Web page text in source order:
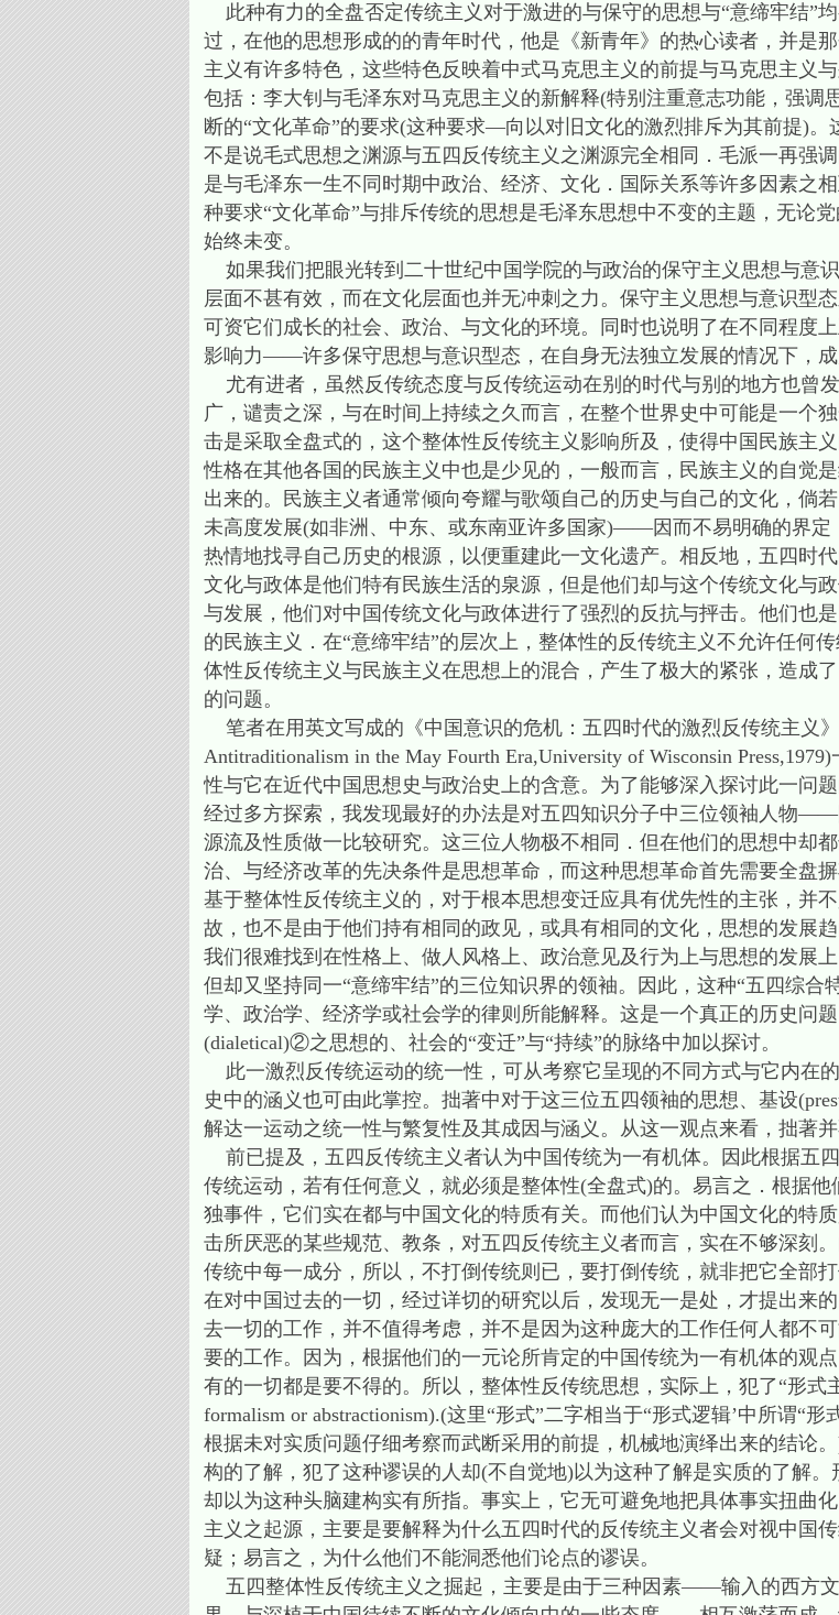
此种有力的全盘否定传统主义对于激进的与保守的思想与“意缔牢结”
过，在他的思想形成的的青年时代，他是《新青年》的热心读者，并是
主义有许多特色，这些特色反映着中式马克思主义的前提与马克思主义
包括：李大钊与毛泽东对马克思主义的新解释(特别注重意志功能，强调
断的“文化革命”的要求(这种要求—向以对旧文化的激烈排斥为其前提)
不是说毛式思想之渊源与五四反传统主义之渊源完全相同．毛派一再强
是与毛泽东一生不同时期中政治、经济、文化．国际关系等许多因素之
种要求“文化革命”与排斥传统的思想是毛泽东思想中不变的主题，无论
始终未变。
如果我们把眼光转到二十世纪中国学院的与政治的保守主义思想与意
层面不甚有效，而在文化层面也并无冲刺之力。保守主义思想与意识型
可资它们成长的社会、政治、与文化的环境。同时也说明了在不同程度
影响力——许多保守思想与意识型态，在自身无法独立发展的情况下，成
尤有进者，虽然反传统态度与反传统运动在别的时代与别的地方也曾
广，谴责之深，与在时间上持续之久而言，在整个世界史中可能是一个
击是采取全盘式的，这个整体性反传统主义影响所及，使得中国民族主
性格在其他各国的民族主义中也是少见的，一般而言，民族主义的自觉
出来的。民族主义者通常倾向夸耀与歌颂自己的历史与自己的文化，倘
未高度发展(如非洲、中东、或东南亚许多国家)——因而不易明确的界定
热情地找寻自己历史的根源，以便重建此一文化遗产。相反地，五四时
文化与政体是他们特有民族生活的泉源，但是他们却与这个传统文化与
与发展，他们对中国传统文化与政体进行了强烈的反抗与抨击。他们也
的民族主义．在“意缔牢结”的层次上，整体性的反传统主义不允许任何
体性反传统主义与民族主义在思想上的混合，产生了极大的紧张，造成
的问题。
笔者在用英文写成的《中国意识的危机：五四时代的激烈反传统主义》
Antitraditionalism in the May Fourth Era,University of Wisconsin
性与它在近代中国思想史与政治史上的含意。为了能够深入探讨此一问
经过多方探索，我发现最好的办法是对五四知识分子中三位领袖人物
源流及性质做一比较研究。这三位人物极不相同．但在他们的思想中却
治、与经济改革的先决条件是思想革命，而这种思想革命首先需要全盘
基于整体性反传统主义的，对于根本思想变迁应具有优先性的主张，并
故，也不是由于他们持有相同的政见，或具有相同的文化，思想的发展
我们很难找到在性格上、做人风格上、政治意见及行为上与思想的发展
但却又坚持同一“意缔牢结”的三位知识界的领袖。因此，这种“五四综合
学、政治学、经济学或社会学的律则所能解释。这是一个真正的历史问
(dialetical)②之思想的、社会的“变迁”与“持续”的脉络中加以探讨。
此一激烈反传统运动的统一性，可从考察它呈现的不同方式与它内在
史中的涵义也可由此掌控。拙著中对于这三位五四领袖的思想、基设
解达一运动之统一性与繁复性及其成因与涵义。从这一观点来看，拙著并
前已提及，五四反传统主义者认为中国传统为一有机体。因此根据五
传统运动，若有任何意义，就必须是整体性(全盘式)的。易言之．根据
独事件，它们实在都与中国文化的特质有关。而他们认为中国文化的特
击所厌恶的某些规范、教条，对五四反传统主义者而言，实在不够深刻
传统中每一成分，所以，不打倒传统则已，要打倒传统，就非把它全部
在对中国过去的一切，经过详切的研究以后，发现无一是处，才提出来
去一切的工作，并不值得考虑，并不是因为这种庞大的工作任何人都不
要的工作。因为，根据他们的一元论所肯定的中国传统为一有机体的观
有的一切都是要不得的。所以，整体性反传统思想，实际上，犯了“形
formalism or abstractionism).(这里“形式”二字相当于“形式逻辑’中所谓“
根据未对实质问题仔细考察而武断采用的前提，机械地演绎出来的结论
构的了解，犯了这种谬误的人却(不自觉地)以为这种了解是实质的了解
却以为这种头脑建构实有所指。事实上，它无可避免地把具体事实扭曲
主义之起源，主要是要解释为什么五四时代的反传统主义者会对视中国
疑；易言之，为什么他们不能洞悉他们论点的谬误。
五四整体性反传统主义之掘起，主要是由于三种因素——输入的西方